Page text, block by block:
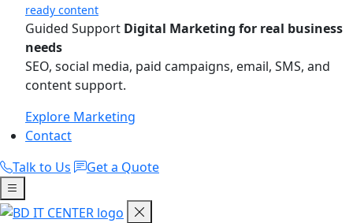
ready content
Guided Support Digital Marketing for real business
needs
SEO, social media, paid campaigns, email, SMS, and
content support.
Explore Marketing
Contact
Talk to Us
Get a Quote